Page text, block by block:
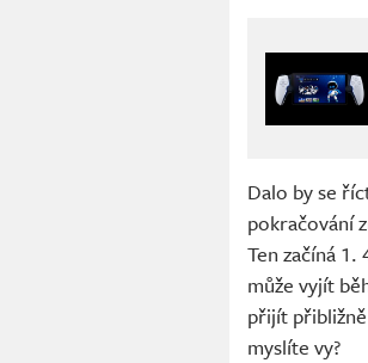
Dalo by se
pokračování
Ten začíná
může vyjít
přijít
myslíte vy?